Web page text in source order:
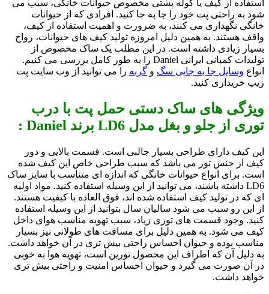
استفاده از کیف یا کوله پشتی مخصوص حیوانات خانگی، سبب می
شود به راحتی پت خود را جا به جا کنید. افرادی که از حیوانات
خانگی نگهداری می کنند، به ضرورت و اهمیت استفاده از کیف،
واقف هستند. به همین دلیل امروزه تولید کیف های حیوانات، رواج
بسیار زیادی داشته است. در این مطلب یک ساک مخصوص از
تولیدات کمپانی ایرانی Daniel را به طور کامل بررسی می کنیم.
انواع وسایل جا به جایی سگ و گربه را می توانید از وب سایت پت
زیپ خریداری کنید.
ویژگی های ساک دستی حمل پت با درب
توری از جلو و بغل مدل LD6 برند Daniel :
این کیف دارای طراحی بسیار جالبی است. قسمت بالایی و دور
کیف از جنس تور می باشد که سبب طراحی خاص این کیف شده
است. برای انواع حیوانات خانگی که اندازه ای متناسب با سایز ساک
LD6 داشته باشند، می توانید از این وسیله استفاده کنید. مواد اولیه
ای که در تولید کیف استفاده شده اند، فوق العاده با کیفیت هستند.
از این رو سبب می شود سالیان سال بتوانید از این وسیله استفاده
کنید. وجود قسمت های توری زیاد، سبب تهویه مناسب هوای داخل
کیف می شود. به همین دلیل برای مسافت های طولانی نیز بسیار
مناسب بوده و حیوان احساس راحتی بیش تری در آن خواهد داشت.
به دلیل آن که اطراف این محصول تورین است، تهویه هوا به خوبی
در آن صورت می گیرد و حیوان احساس امنیت و راحتی بیش تری
خواهد داشت.